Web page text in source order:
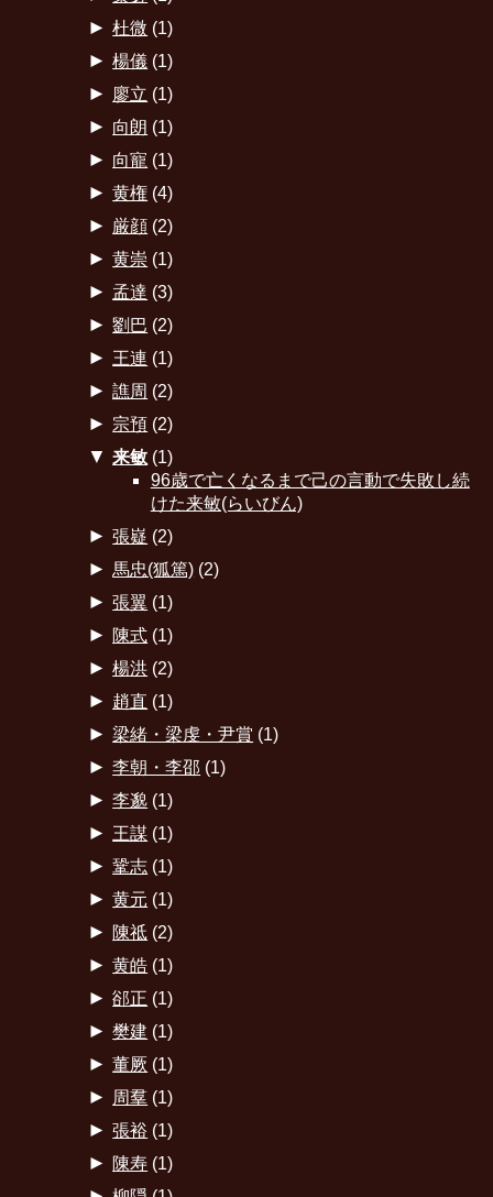
► 杜微 (1)
► 楊儀 (1)
► 廖立 (1)
► 向朗 (1)
► 向寵 (1)
► 黄権 (4)
► 厳顔 (2)
► 黄崇 (1)
► 孟達 (3)
► 劉巴 (2)
► 王連 (1)
► 譙周 (2)
► 宗預 (2)
▼ 来敏 (1)
96歳で亡くなるまで己の言動で失敗し続
けた来敏(らいびん)
► 張嶷 (2)
► 馬忠(狐篤) (2)
► 張翼 (1)
► 陳式 (1)
► 楊洪 (2)
► 趙直 (1)
► 梁緒・梁虔・尹賞 (1)
► 李朝・李邵 (1)
► 李邈 (1)
► 王謀 (1)
► 鞏志 (1)
► 黄元 (1)
► 陳祗 (2)
► 黄皓 (1)
► 郤正 (1)
► 樊建 (1)
► 董厥 (1)
► 周羣 (1)
► 張裕 (1)
► 陳寿 (1)